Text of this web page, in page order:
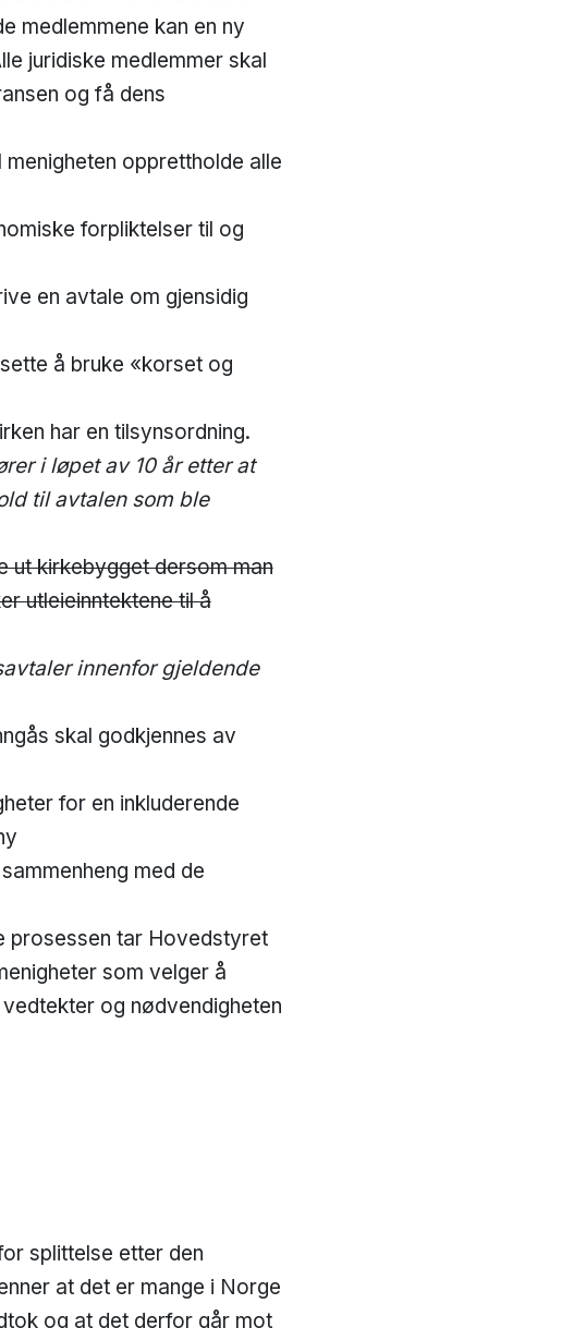
medlemmene kan en ny
juridiske medlemmer skal
og få dens
opprettholde alle
forpliktelser til og
en avtale om gjensidig
å bruke «korset og
har en tilsynsordning.
i løpet av 10 år etter at
til avtalen som ble
ut kirkebygget dersom man
utleieinntektene til å
innenfor gjeldende
skal godkjennes av
for en inkluderende
med de
prosessen tar Hovedstyret
som velger å
og nødvendigheten
splittelse etter den
at det er mange i Norge
og at det derfor går mot